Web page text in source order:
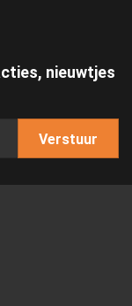
nieuwtjes
Verstuur